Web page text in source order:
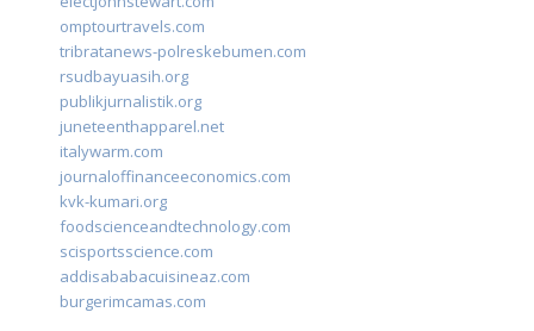
omptourtravels.com
tribratanews-polreskebumen.com
rsudbayuasih.org
publikjurnalistik.org
juneteenthapparel.net
italywarm.com
journaloffinanceeconomics.com
kvk-kumari.org
foodscienceandtechnology.com
scisportsscience.com
addisababacuisineaz.com
burgerimcamas.com